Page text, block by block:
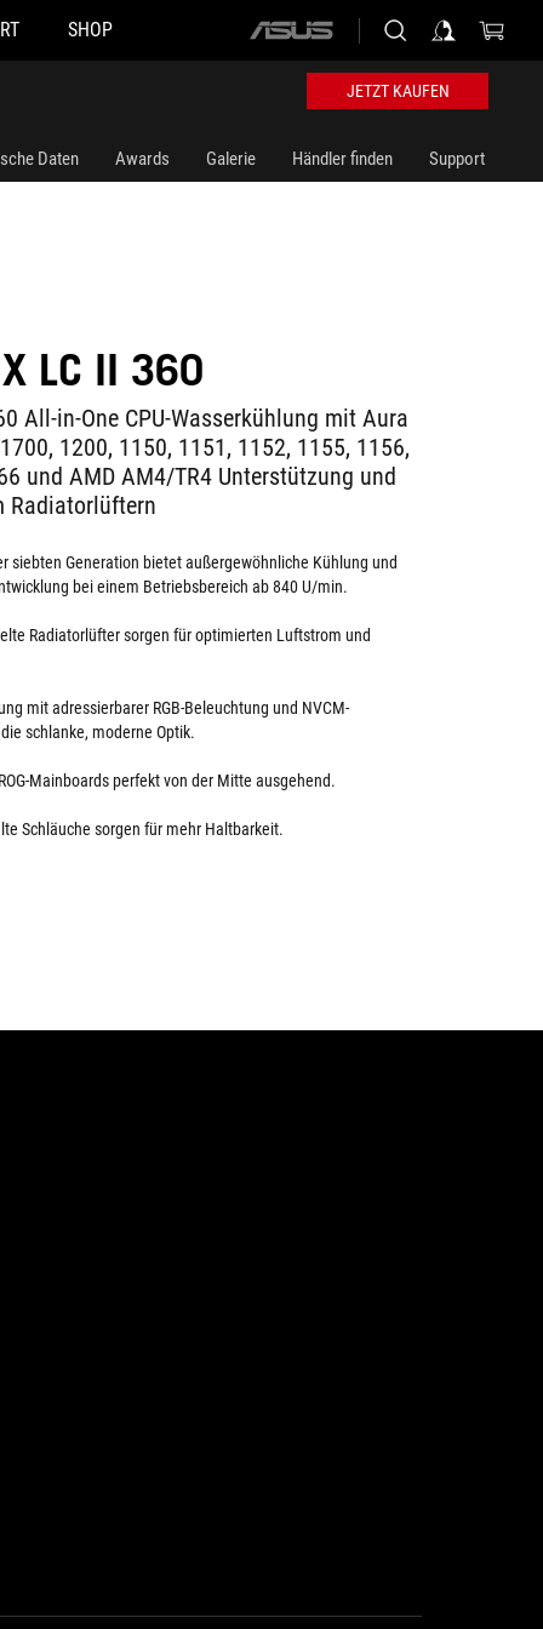
SHOP
ASUS
JETZT KAUFEN
Daten Awards Galerie Händler finden Support
LC II 360
All-in-One CPU-Wasserkühlung mit Aura
1200, 1150, 1151, 1152, 1155, 1156,
und AMD AM4/TR4 Unterstützung und
Radiatorlüftern
siebten Generation bietet außergewöhnliche Kühlung und
bei einem Betriebsbereich ab 840 U/min.
Radiatorlüfter sorgen für optimierten Luftstrom und
mit adressierbarer RGB-Beleuchtung und NVCM-
schlanke, moderne Optik.
Mainboards perfekt von der Mitte ausgehend.
Schläuche sorgen für mehr Haltbarkeit.